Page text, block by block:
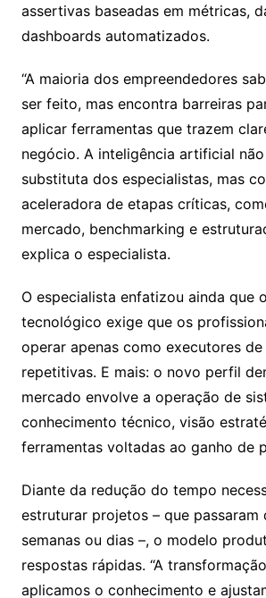
assertivas baseadas em métricas,
dashboards automatizados.
“A maioria dos empreendedores
ser feito, mas encontra barreiras
aplicar ferramentas que trazem
negócio. A inteligência artificial
substituta dos especialistas, mas
aceleradora de etapas críticas,
mercado, benchmarking e
explica o especialista.
O especialista enfatizou ainda que
tecnológico exige que os
operar apenas como executores
repetitivas. E mais: o novo perfil
mercado envolve a operação de
conhecimento técnico, visão
ferramentas voltadas ao ganho de
Diante da redução do tempo
estruturar projetos – que passaram
semanas ou dias –, o modelo
respostas rápidas. “A
aplicamos o conhecimento e